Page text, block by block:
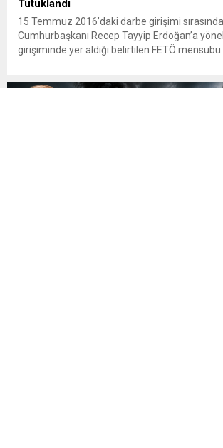
Tutuklandı
15 Temmuz 2016’daki darbe girişimi
Cumhurbaşkanı Recep Tayyip Erdoğan’a
girişiminde yer aldığı belirtilen FETÖ mensubu